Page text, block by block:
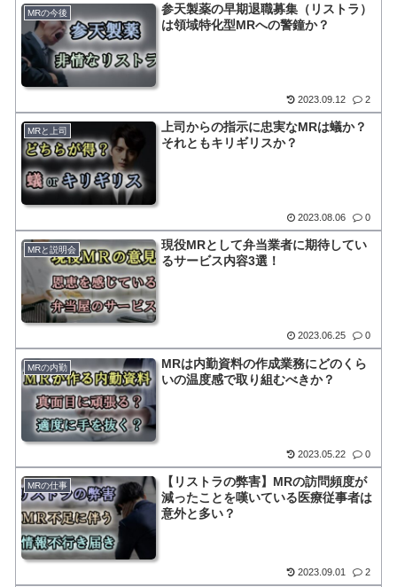
MRの今後
参天製薬の早期退職募集（リストラ）
は領域特化型MRへの警鐘か？
2023.09.12 2
MRと上司
上司からの指示に忠実なMRは蟻か？
それともキリギリスか？
2023.08.06 0
MRと説明会
現役MRとして弁当業者に期待してい
るサービス内容3選！
2023.06.25 0
MRの内勤
MRは内勤資料の作成業務にどのくら
いの温度感で取り組むべきか？
2023.05.22 0
MRの仕事
【リストラの弊害】MRの訪問頻度が
減ったことを嘆いている医療従事者は
意外と多い？
2023.09.01 2